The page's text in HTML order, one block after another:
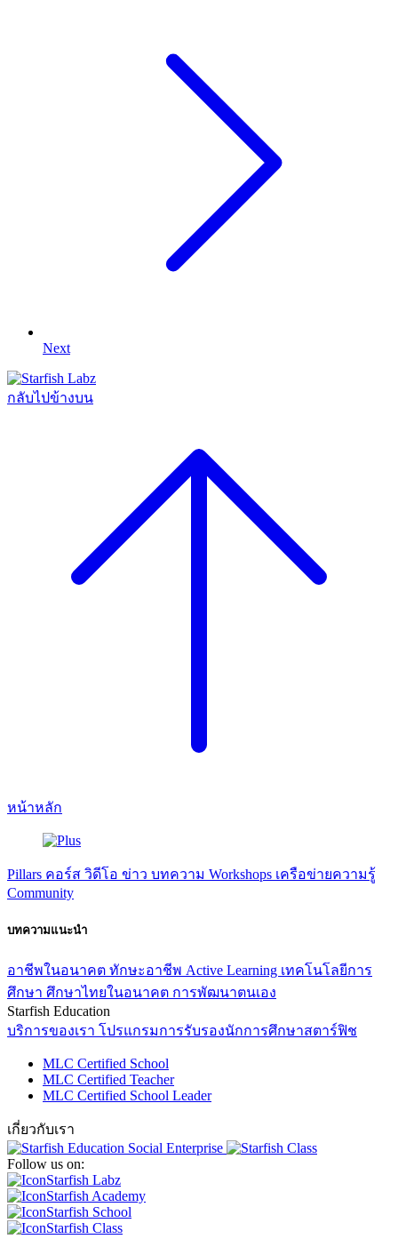
Next
กลับไปข้างบน
หน้าหลัก
Pillars คอร์ส วิดีโอ ข่าว บทความ Workshops เครือข่ายความรู้
Community
บทความแนะนำ
อาชีพในอนาคต ทักษะอาชีพ Active Learning เทคโนโลยีการ
ศึกษา ศึกษาไทยในอนาคต การพัฒนาตนเอง
Starfish Education
บริการของเรา โปรแกรมการรับรองนักการศึกษาสตาร์ฟิช
MLC Certified School
MLC Certified Teacher
MLC Certified School Leader
เกี่ยวกับเรา
Follow us on:
Starfish Labz
Starfish Academy
Starfish School
Starfish Class